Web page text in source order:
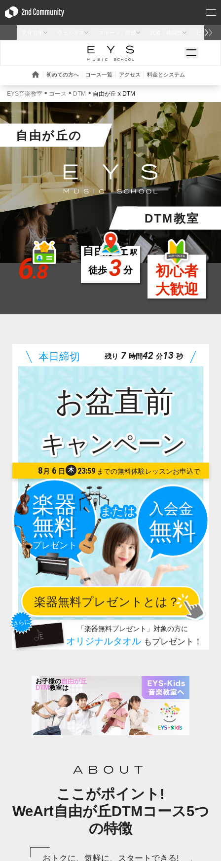
EYS音楽教室 コース DTM 自由が丘 x DTM
自由が丘の
DTM教室
6.8
自由が丘 駅
徒歩3分
初心者
大歓迎
お盆直前
8 月 6 日 木23:59
残り 7 時間42 分12 秒
お子様の自由が丘
DTM教室は
ABOUT
ここがポイント!
WeArt自由が丘DTMコース5つ
の特徴
おトクに、気軽に、スタートできる!